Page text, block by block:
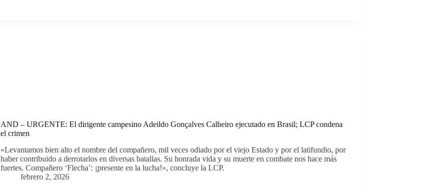
AND – URGENTE: El dirigente campesino Adeildo Gonçalves Calheiro ejecutado en Brasil; LCP condena
el crimen
«Levantamos bien alto el nombre del compañero, mil veces odiado por el viejo Estado y por el latifundio, por
haber contribuido a derrotarlos en diversas batallas. Su honrada vida y su muerte en combate nos hace más
fuertes. Compañero ‘Flecha’: ¡presente en la lucha!», concluye la LCP.
febrero 2, 2026